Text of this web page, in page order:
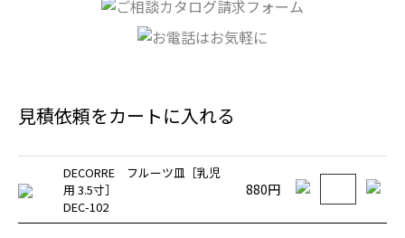
見積依頼をカートに入れる
DECORRE フルーツ皿［乳児
用 3.5寸］
DEC-102
880円